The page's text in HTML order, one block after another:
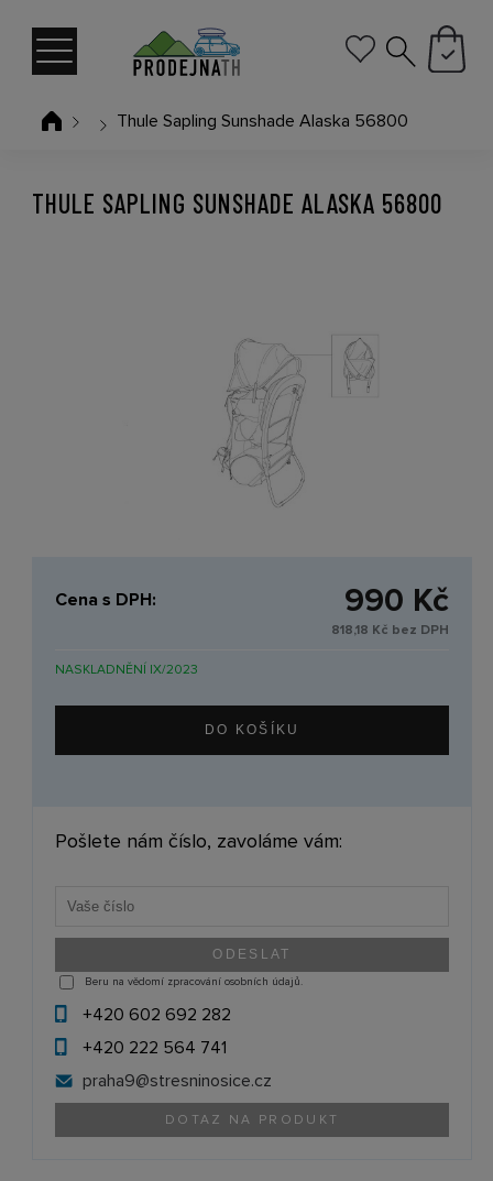
Thule Sapling Sunshade Alaska 56800
THULE SAPLING SUNSHADE ALASKA 56800
Cena s DPH: 990 Kč
818,18 Kč bez DPH
NASKLADNĚNÍ IX/2023
Pošlete nám číslo, zavoláme vám:
Beru na vědomí zpracování osobních údajů.
+420 602 692 282
+420 222 564 741
praha9@stresninosice.cz
DOTAZ NA PRODUKT